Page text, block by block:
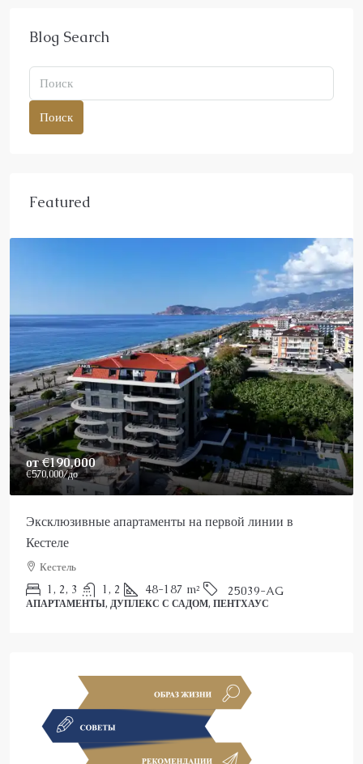
Blog Search
Поиск
Featured
Price On Request
Роскошный пентхаус в Аланье на продажу
Аланья, Каргыджак
2
ПЕНТХАУС